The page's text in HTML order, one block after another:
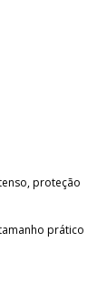
proteção
prático